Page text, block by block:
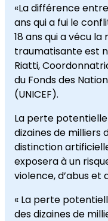
«La différence
ans qui a fui le
18 ans qui a vécu
traumatisante est
Riatti,
du Fonds des
(UNICEF).
La perte
dizaines de milliers
distinction
exposera à un
violence, d’abus et
« La perte
des dizaines de